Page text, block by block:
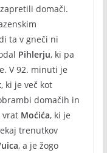
domači.
ta v gneči ni
Pihlerju, ki pa
V 92. minuti je
, ki je več kot
domačih in
vrat Moćića, ki je
trenutkov
, a je žogo